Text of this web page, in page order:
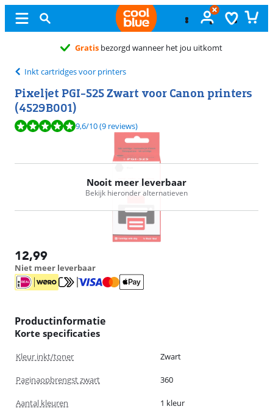
Gratis bezorgd wanneer het jou uitkomt
Inkt cartridges voor printers
Pixeljet PGI-525 Zwart voor Canon printers
(4529B001)
Beoordeling is 9,6 van de 10, gebaseerd op 9 reviews.
9,6/10(9 reviews)
Nooit meer leverbaar
Bekijk hieronder alternatieven
12,99
Niet meer leverbaar
Productinformatie
Korte specificaties
Kleur inkt/toner Zwart
Paginaopbrengst zwart 360
Aantal kleuren 1 kleur